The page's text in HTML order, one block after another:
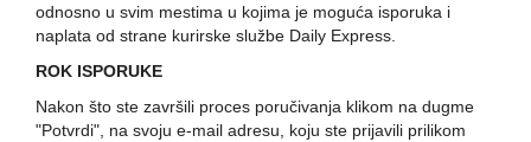
odnosno u svim mestima u kojima je moguća isporuka i
naplata od strane kurirske službe Daily Express.
ROK ISPORUKE
Nakon što ste završili proces poručivanja klikom na dugme
"Potvrdi", na svoju e-mail adresu, koju ste prijavili prilikom